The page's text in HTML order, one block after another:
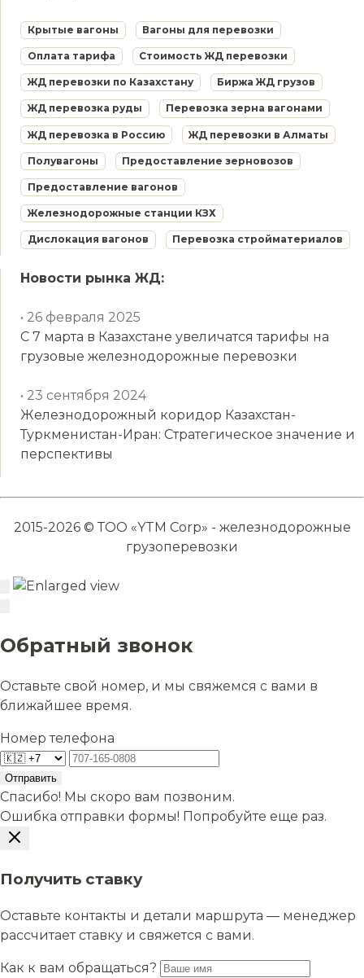
Крытые вагоны Вагоны для перевозки
Оплата тарифа Стоимость ЖД перевозки
ЖД перевозки по Казахстану Биржа ЖД грузов
ЖД перевозка руды Перевозка зерна вагонами
ЖД перевозка в Россию ЖД перевозки в Алматы
Полувагоны Предоставление зерновозов
Предоставление вагонов
Железнодорожные станции КЗХ
Дислокация вагонов Перевозка стройматериалов
Новости рынка ЖД:
• 26 февраля 2025
С 7 марта в Казахстане увеличатся тарифы на
грузовые железнодорожные перевозки
• 23 сентября 2024
Железнодорожный коридор Казахстан-
Туркменистан-Иран: Стратегическое значение и
перспективы
2015-2026 © ТОО «YTM Corp» - железнодорожные
грузоперевозки
Обратный звонок
Оставьте свой номер, и мы свяжемся с вами в
ближайшее время.
Номер телефона
Отправить
Спасибо! Мы скоро вам позвоним.
Ошибка отправки формы! Попробуйте еще раз.
Получить ставку
Оставьте контакты и детали маршрута — менеджер
рассчитает ставку и свяжется с вами.
Как к вам обращаться?